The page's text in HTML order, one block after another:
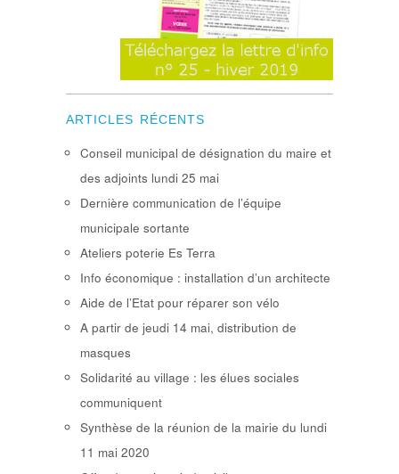
ARTICLES RÉCENTS
Conseil municipal de désignation du maire et
des adjoints lundi 25 mai
Dernière communication de l’équipe
municipale sortante
Ateliers poterie Es Terra
Info économique : installation d’un architecte
Aide de l’Etat pour réparer son vélo
A partir de jeudi 14 mai, distribution de
masques
Solidarité au village : les élues sociales
communiquent
Synthèse de la réunion de la mairie du lundi
11 mai 2020